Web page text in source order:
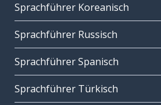
Sprachführer Koreanisch
Sprachführer Russisch
Sprachführer Spanisch
Sprachführer Türkisch